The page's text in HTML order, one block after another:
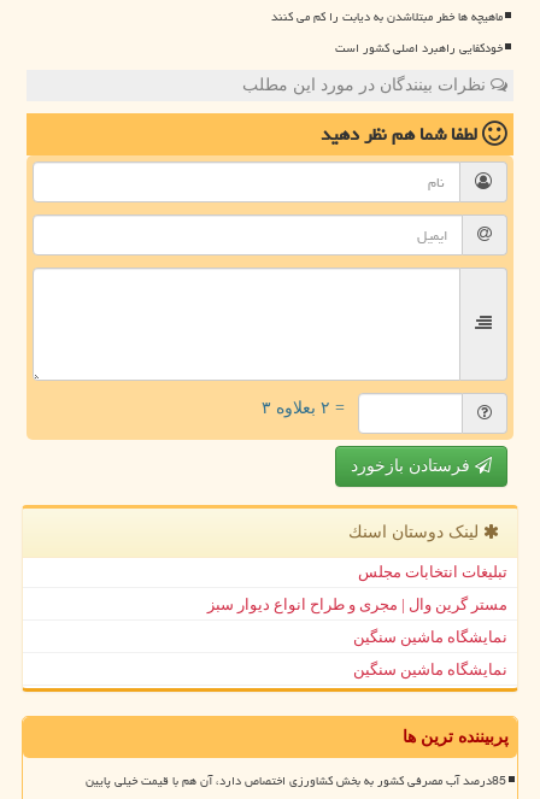
ماهیچه ها خطر مبتلاشدن به دیابت را کم می کنند
خودکفایی راهبرد اصلی کشور است
نظرات بینندگان در مورد این مطلب
لطفا شما همنظر دهید
= ۲ بعلاوه ۳
فرستادن بازخورد
لینک دوستان اسنك
تبلیغات انتخابات مجلس
مستر گرین وال | مجری و طراح انواع دیوار سبز
نمایشگاه ماشین سنگین
نمایشگاه ماشین سنگین
پربیننده ترین ها
85درصد آب مصرفی کشور به بخش کشاورزی اختصاص دارد، آن هم با قیمت خیلی پایین